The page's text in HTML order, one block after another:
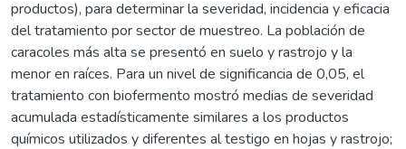
productos), para determinar la severidad, incidencia y eficacia
del tratamiento por sector de muestreo. La población de
caracoles más alta se presentó en suelo y rastrojo y la
menor en raíces. Para un nivel de significancia de 0,05, el
tratamiento con biofermento mostró medias de severidad
acumulada estadísticamente similares a los productos
químicos utilizados y diferentes al testigo en hojas y rastrojo;